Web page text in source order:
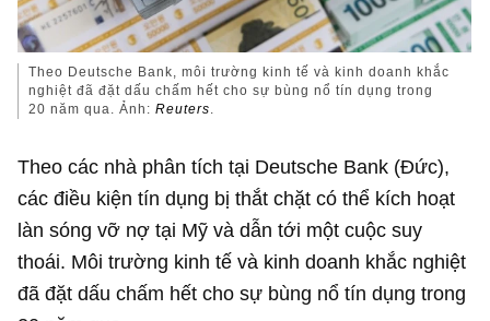
Theo Deutsche Bank, môi trường kinh tế và kinh doanh khắc
nghiệt đã đặt dấu chấm hết cho sự bùng nổ tín dụng trong
20 năm qua. Ảnh:Reuters.
Theo các nhà phân tích tại Deutsche Bank (Đức),
các điều kiện tín dụng bị thắt chặt có thể kích hoạt
làn sóng vỡ nợ tại Mỹ và dẫn tới một cuộc suy
thoái. Môi trường kinh tế và kinh doanh khắc nghiệt
đã đặt dấu chấm hết cho sự bùng nổ tín dụng trong